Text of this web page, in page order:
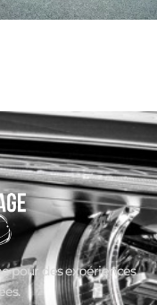
pour des expériences